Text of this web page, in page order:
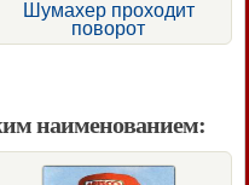
Шумахер проходит
поворот
наименованием: